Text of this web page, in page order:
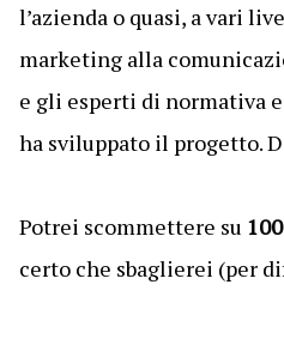
l’azienda o quasi, a vari
marketing alla
e gli esperti di normativa
ha sviluppato il progetto.
Potrei scommettere su
certo che sbaglierei (per